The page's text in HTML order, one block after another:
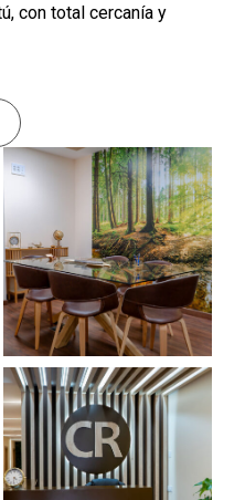
con total cercanía y